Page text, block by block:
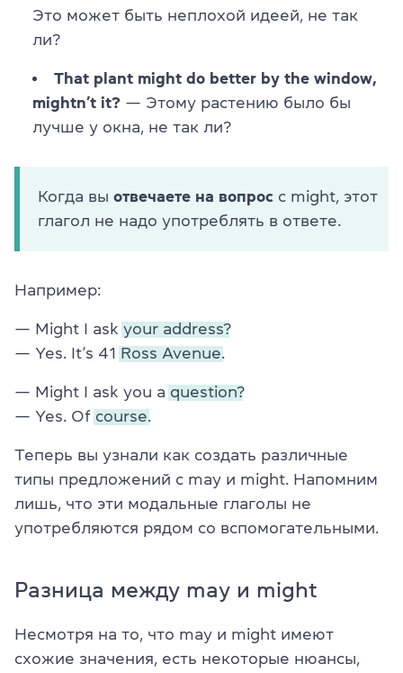
Это может быть неплохой идеей, не так
ли?
That plant might do better by the window,
mightn’t it? — Этому растению было бы
лучше у окна, не так ли?
Когда вы отвечаете на вопрос с might, этот
глагол не надо употреблять в ответе.
Например:
— Might I ask your address?
— Yes. It’s 41
Ross Avenue.
— Might I ask you a question?
— Yes. Of course.
Теперь вы узнали как создать различные
типы предложений с may и might. Напомним
лишь, что эти модальные глаголы не
употребляются рядом со вспомогательными.
Разница между may и might
Несмотря на то, что may и might имеют
схожие значения, есть некоторые нюансы,